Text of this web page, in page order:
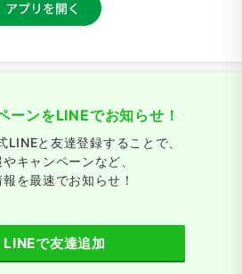
ーンをLINEでお知らせ！
LINEと友達登録することで、
キャンペーンなど、
を最速でお知らせ！
LINEで友達追加